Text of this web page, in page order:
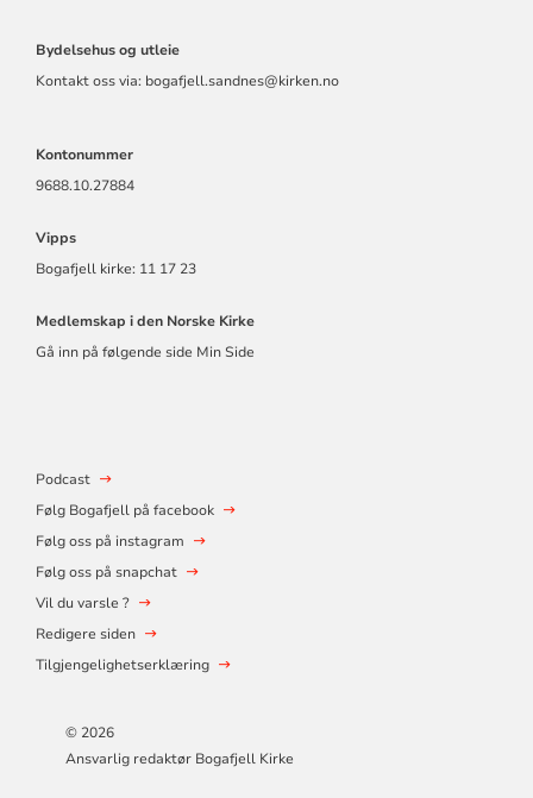
Bydelsehus og utleie
Kontakt oss via: bogafjell.sandnes@kirken.no
Kontonummer
9688.10.27884
Vipps
Bogafjell kirke: 11 17 23
Medlemskap i den Norske Kirke
Gå inn på følgende side Min Side
Podcast
Følg Bogafjell på facebook
Følg oss på instagram
Følg oss på snapchat
Vil du varsle ?
Redigere siden
Tilgjengelighetserklæring
© 2026
Ansvarlig redaktør Bogafjell Kirke